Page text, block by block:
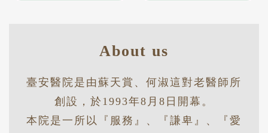
About us
臺安醫院是由蘇天賞、何淑這對老醫師所
創設，於1993年8月8日開幕。
本院是一所以『服務』、『謙卑』、『愛